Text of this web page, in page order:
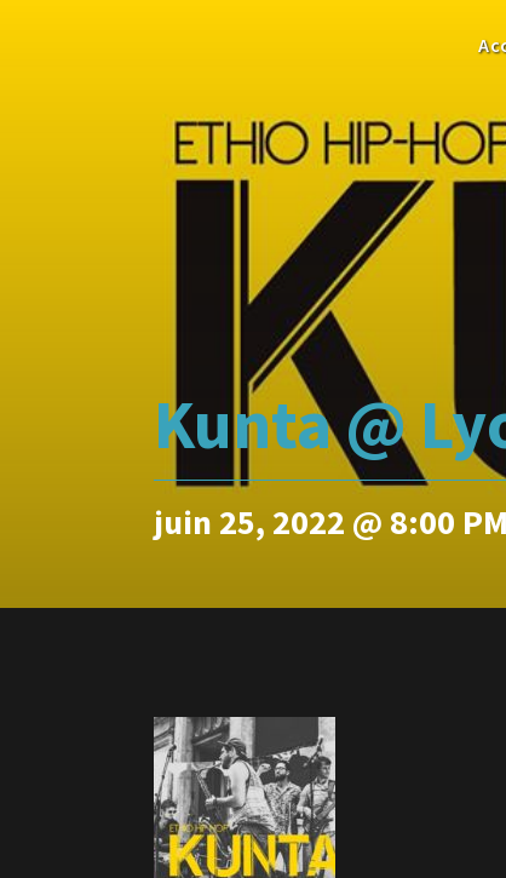
Kunta @
juin 25, 2022 @ 8:00 PM